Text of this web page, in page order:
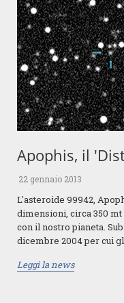
Apophis, il
22 gennaio 2013
L'asteroide 99942,
dimensioni, circa 350
con il nostro pianeta.
dicembre 2004 per cui
Leggi la news